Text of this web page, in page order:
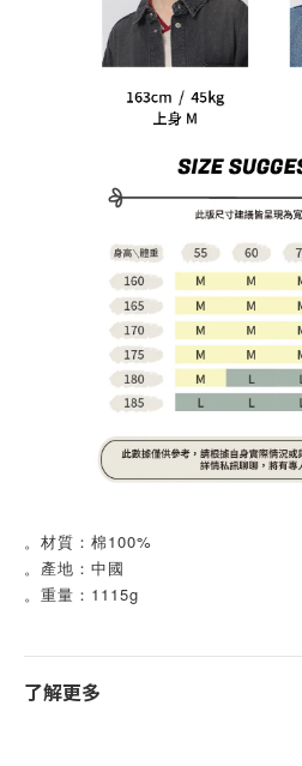
。材質：棉100%
。產地：中國
。重量：1115g
了解更多